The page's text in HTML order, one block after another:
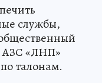
службы,
АЗС «ЛНП»
талонам.